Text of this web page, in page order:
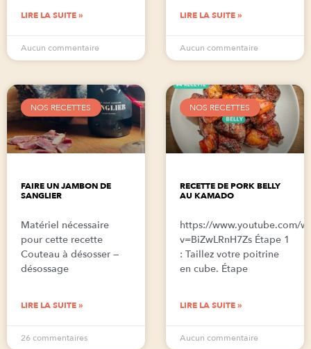
LIRE LA SUITE »
Aucun commentaire
LIRE LA SUITE »
Aucun commentaire
NOS RECETTES
FAIRE UN JAMBON DE
SANGLIER
Matériel nécessaire
pour cette recette
Couteau à désosser —
désossage
LIRE LA SUITE »
26 commentaires
NOS RECETTES
RECETTE DE PORK BELLY
AU KAMADO
https://www.youtube.com/
v=BiZwLRnH7Zs Étape 1
: Taillez votre poitrine
en cube. Étape
LIRE LA SUITE »
Aucun commentaire